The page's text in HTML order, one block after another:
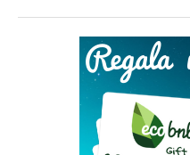
Navigazione
articolo